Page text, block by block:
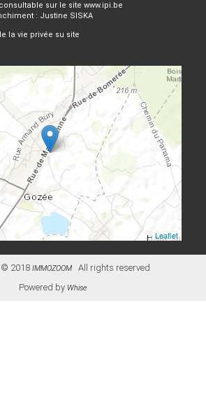
consultable sur le site www.ipi.be
: Justine SISKA
la vie privée su site
Leaflet
2018 IMMOZOOM All rights reserved
Powered by Whise